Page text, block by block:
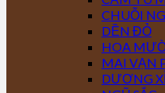
CHUỖI
DỀN ĐỎ
HOA
MAI VẠN
DƯƠNG